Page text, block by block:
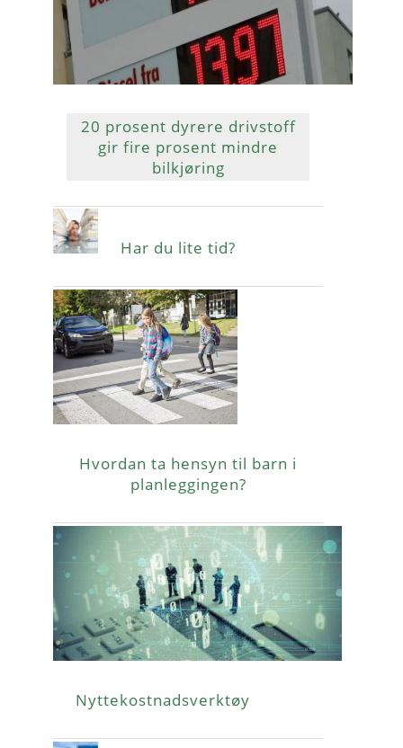
20 prosent dyrere drivstoff
gir fire prosent mindre
bilkjøring
Har du lite tid?
Hvordan ta hensyn til barn i
planleggingen?
Nyttekostnadsverktøy